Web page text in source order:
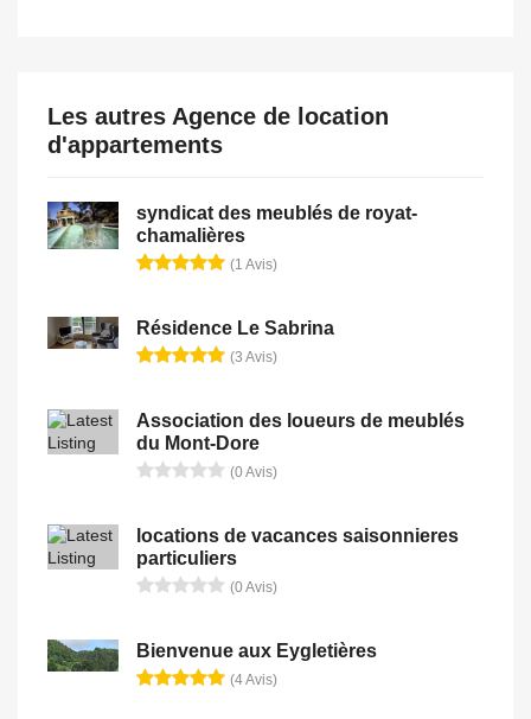
Les autres Agence de location
d'appartements
syndicat des meublés de royat-
chamalières
(1 Avis)
Résidence Le Sabrina
(3 Avis)
Association des loueurs de meublés
du Mont-Dore
(0 Avis)
locations de vacances saisonnieres
particuliers
(0 Avis)
Bienvenue aux Eygletières
(4 Avis)